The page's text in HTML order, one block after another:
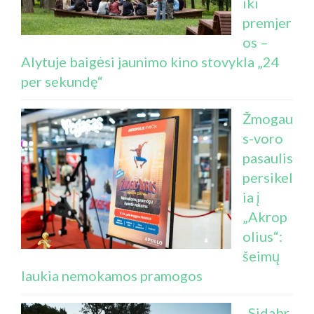
premjer
os –
Alytuje baigėsi jaunimo kino stovykla „24
per sekundę“
Žmogau
s-voro
pasaulis
persikel
ia į
„Akrop
olius“:
šeimų
laukia nemokamos pramogos